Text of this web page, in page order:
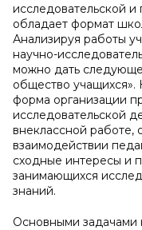
исследовательской
обладает формат
Анализируя работы
научно-
можно дать
общество
форма организации
исследовательской
внеклассной работе,
взаимодействии
сходные интересы и
занимающихся
знаний.
Основными задачами